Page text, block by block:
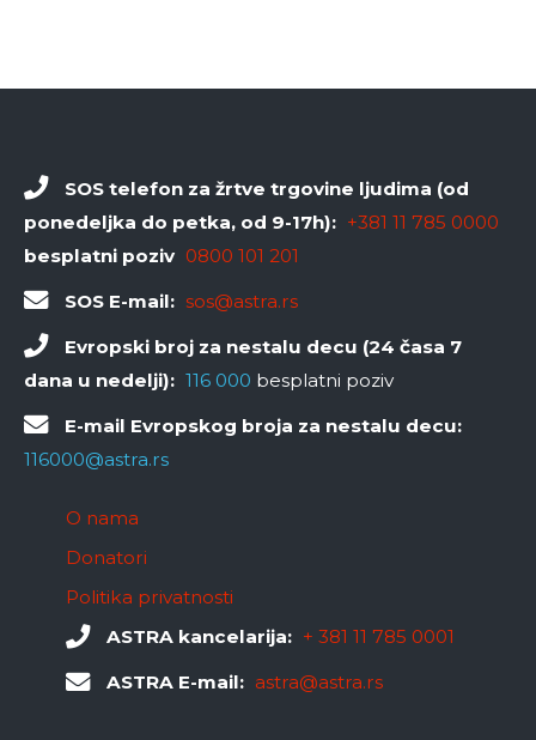
SOS telefon za žrtve trgovine ljudima (od
ponedeljka do petka, od 9-17h): +381 11 785 0000
besplatni poziv 0800 101 201
SOS E-mail: sos@astra.rs
Evropski broj za nestalu decu (24 časa 7
dana u nedelji): 116 000 besplatni poziv
E-mail Evropskog broja za nestalu decu:
116000@astra.rs
O nama
Donatori
Politika privatnosti
ASTRA kancelarija: + 381 11 785 0001
ASTRA E-mail: astra@astra.rs